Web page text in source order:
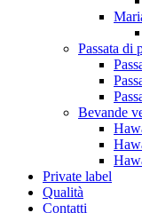
Passata di
Bevande
Private label
Qualità
Contatti